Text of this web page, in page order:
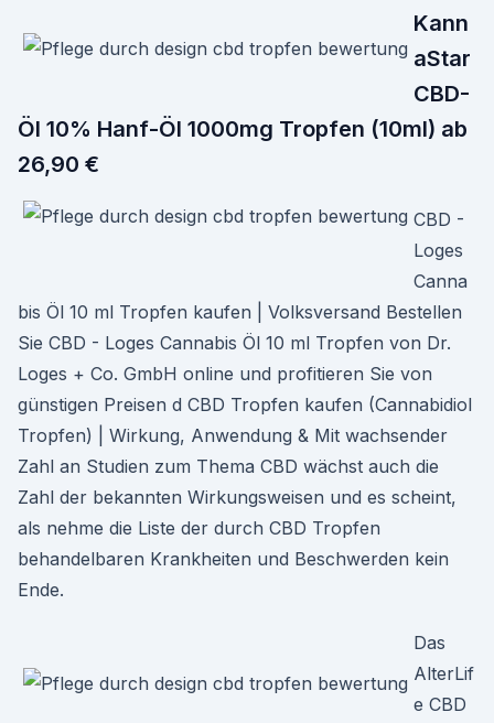
Kann
aStar
CBD-
Öl 10% Hanf-Öl 1000mg Tropfen (10ml) ab
26,90 €
CBD -
Loges
Canna
bis Öl 10 ml Tropfen kaufen | Volksversand Bestellen
Sie CBD - Loges Cannabis Öl 10 ml Tropfen von Dr.
Loges + Co. GmbH online und profitieren Sie von
günstigen Preisen d CBD Tropfen kaufen (Cannabidiol
Tropfen) | Wirkung, Anwendung & Mit wachsender
Zahl an Studien zum Thema CBD wächst auch die
Zahl der bekannten Wirkungsweisen und es scheint,
als nehme die Liste der durch CBD Tropfen
behandelbaren Krankheiten und Beschwerden kein
Ende.
Das
AlterLif
e CBD